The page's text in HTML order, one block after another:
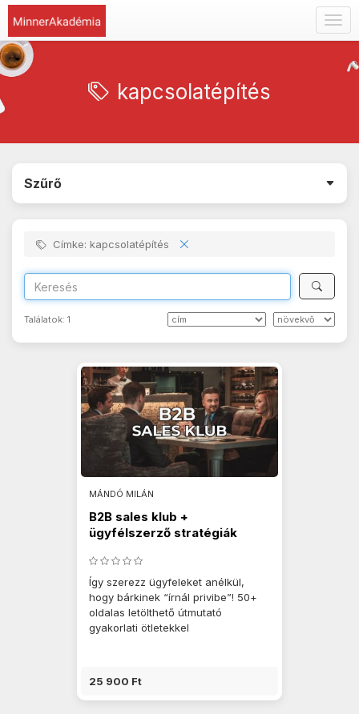
kapcsolatépítés
Szűrő
Címke: kapcsolatépítés
Találatok: 1
MÁNDÓ MILÁN
B2B sales klub +
ügyfélszerző stratégiák
Így szerezz ügyfeleket anélkül,
hogy bárkinek “írnál privibe”! 50+
oldalas letölthető útmutató
gyakorlati ötletekkel
25 900 Ft